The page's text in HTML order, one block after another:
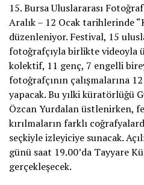
15. Bursa Uluslararası
Aralık – 12 Ocak tarihlerinde
düzenleniyor. Festival, 15
fotoğrafçıyla birlikte videoyla
kolektif, 11 genç, 7 engelli
fotoğrafçının çalışmalarına
yapacak. Bu yılki küratörlüğü
Özcan Yurdalan üstlenirken,
kırılmaların farklı
seçkiyle izleyiciye sunacak.
günü saat 19.00’da Tayyare
gerçekleşecek.